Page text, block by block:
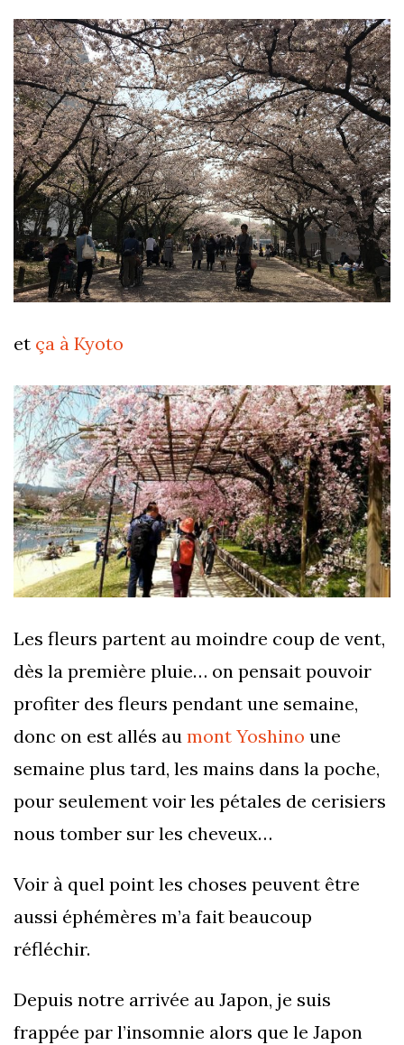
et ça à Kyoto
Les fleurs partent au moindre coup de vent,
dès la première pluie… on pensait pouvoir
profiter des fleurs pendant une semaine,
donc on est allés au mont Yoshino une
semaine plus tard, les mains dans la poche,
pour seulement voir les pétales de cerisiers
nous tomber sur les cheveux…
Voir à quel point les choses peuvent être
aussi éphémères m’a fait beaucoup
réfléchir.
Depuis notre arrivée au Japon, je suis
frappée par l’insomnie alors que le Japon